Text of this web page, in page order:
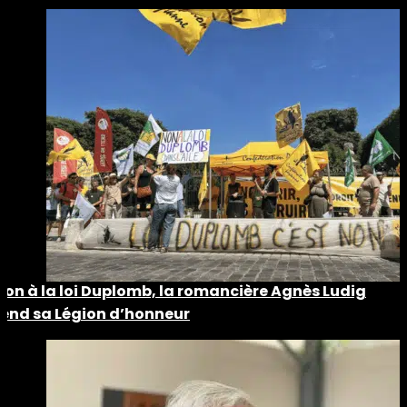
à la loi Duplomb, la romancière Agnès Ludig
sa Légion d’honneur